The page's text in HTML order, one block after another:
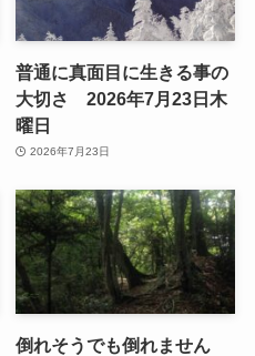
普通に真面目に生きる事の
大切さ 2026年7月23日木
曜日
2026年7月23日
倒れそうでも倒れません